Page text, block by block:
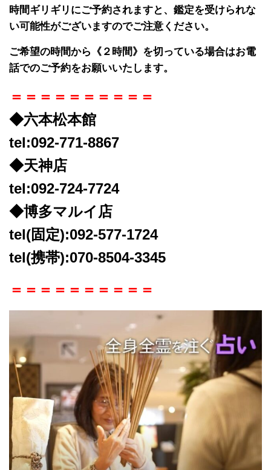
時間ギリギリにご予約されますと、鑑定を受けられな
い可能性がございますのでご注意ください。
ご希望の時間から《２時間》を切っている場合はお電
話でのご予約をお願いいたします。
＝＝＝＝＝＝＝＝＝＝
◆六本松本館
tel:092-771-8867
◆天神店
tel:092-724-7724
◆博多マルイ店
tel(固定):092-577-1724
tel(携帯):070-8504-3345
＝＝＝＝＝＝＝＝＝＝